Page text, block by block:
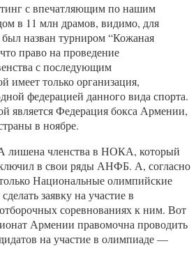
с впечатляющим по нашим
в 11 млн драмов, видимо, для
назван турниром “Кожаная
право на проведение
с последующим
имеет только организация,
федерацией данного вида спорта.
является Федерация бокса Армении,
в ноябре.
лишена членства в НОКА, который
в свои ряды АНФБ. А, согласно
Национальные олимпийские
заявку на участие в
соревнованиях к ним. Вот
Армении правомочна проводить
на участие в олимпиаде —